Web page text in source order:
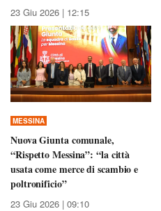
23 Giu 2026 | 12:15
MESSINA
Nuova Giunta comunale,
“Rispetto Messina”: “la città
usata come merce di scambio e
poltronificio”
23 Giu 2026 | 09:10